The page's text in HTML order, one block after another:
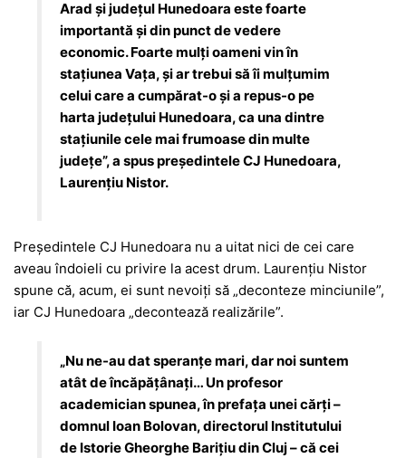
Arad și județul Hunedoara este foarte
importantă și din punct de vedere
economic. Foarte mulți oameni vin în
stațiunea Vața, și ar trebui să îi mulțumim
celui care a cumpărat-o și a repus-o pe
harta județului Hunedoara, ca una dintre
stațiunile cele mai frumoase din multe
județe”, a spus președintele CJ Hunedoara,
Laurențiu Nistor.
Președintele CJ Hunedoara nu a uitat nici de cei care
aveau îndoieli cu privire la acest drum. Laurențiu Nistor
spune că, acum, ei sunt nevoiți să „deconteze minciunile”,
iar CJ Hunedoara „decontează realizările”.
„Nu ne-au dat speranțe mari, dar noi suntem
atât de încăpățânați… Un profesor
academician spunea, în prefața unei cărți –
domnul Ioan Bolovan, directorul Institutului
de Istorie Gheorghe Barițiu din Cluj – că cei